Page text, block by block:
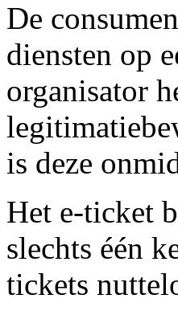
De
diensten op
organisator
is deze
Het e-ticket
slechts één
tickets